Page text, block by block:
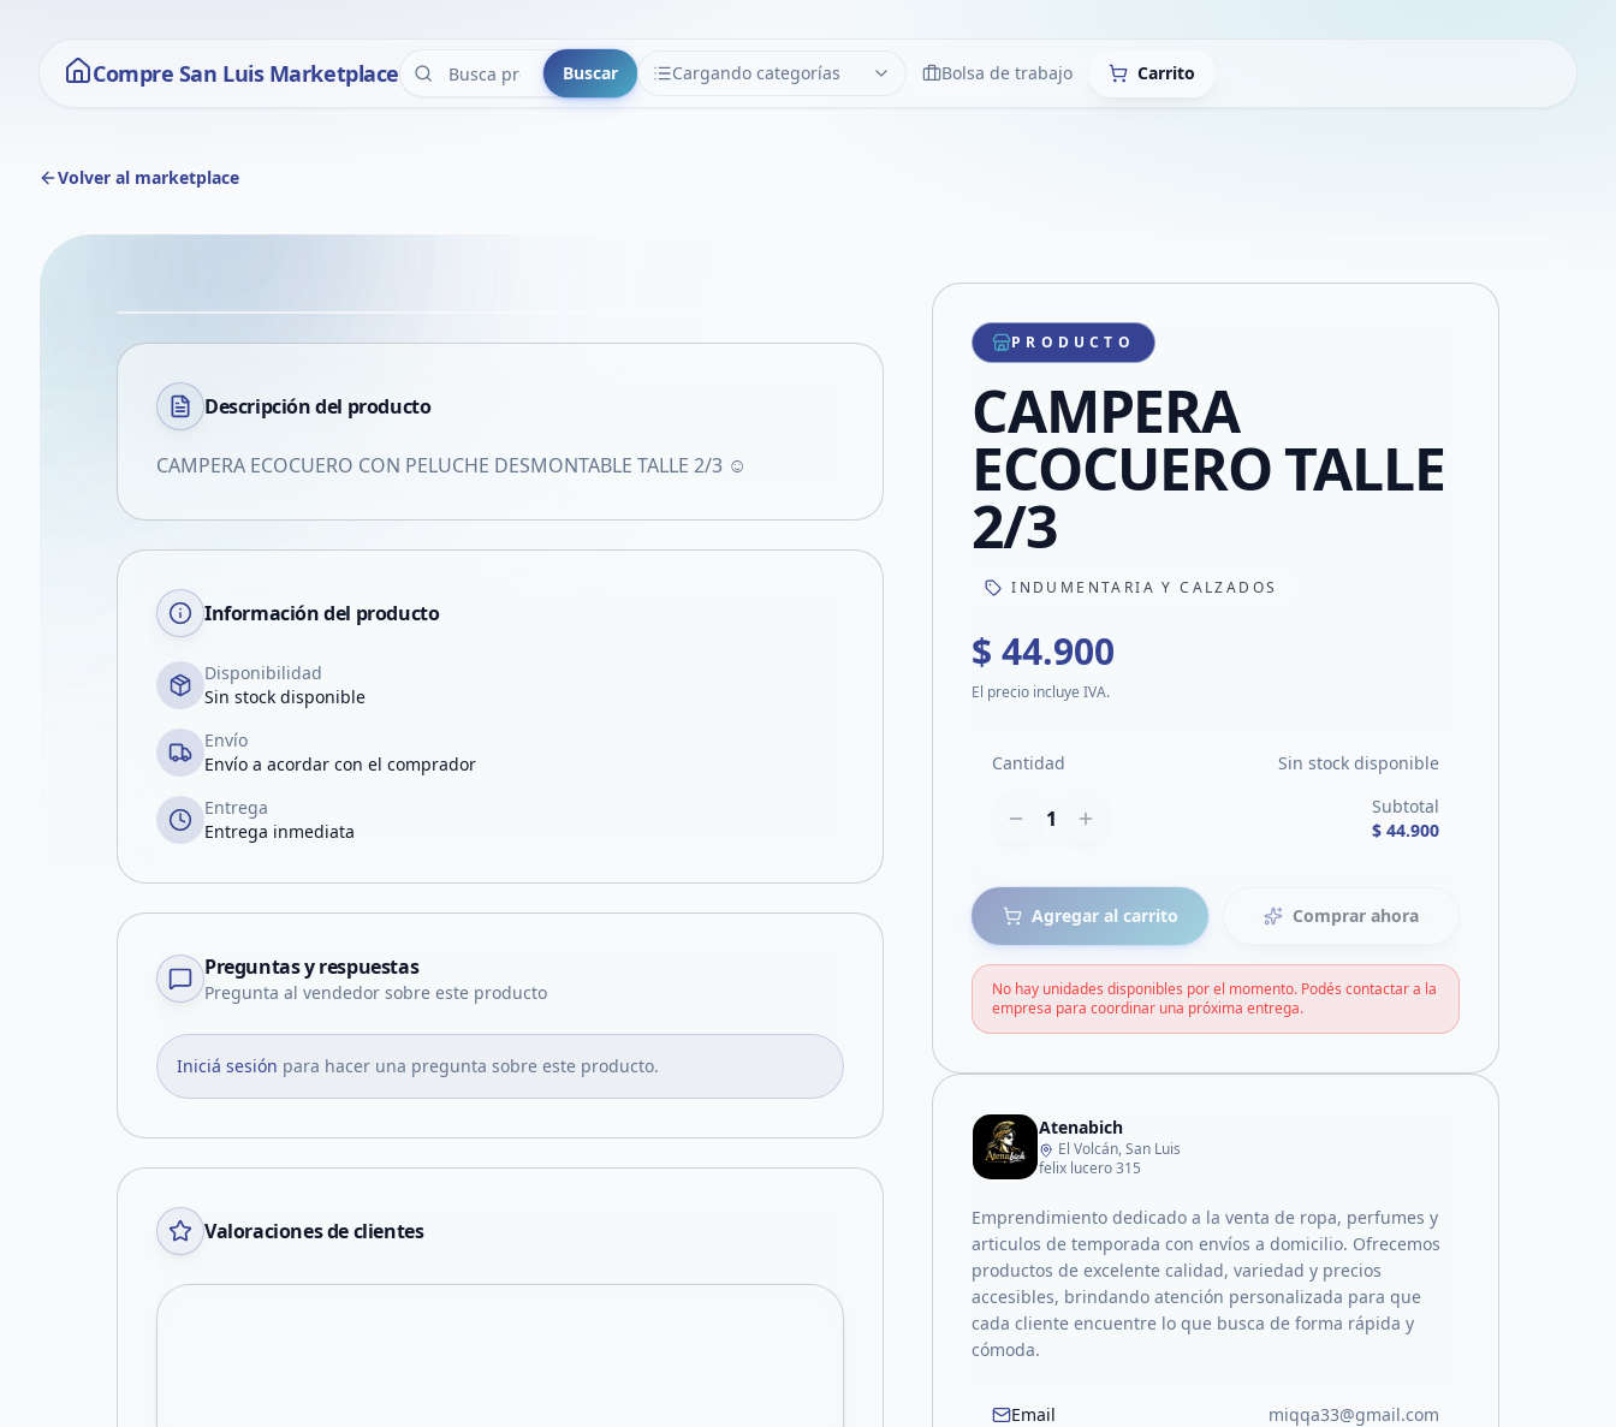
Compre San Luis Marketplace Buscar Cargando categorías
CATEGORÍAS LimpiarBolsa de trabajo Carrito
Volver al marketplace
VER EN PANTALLA COMPLETA
Compartir producto
Compartir por WhatsApp
Compartir por mail
Compartir en Facebook
Descripción del producto
CAMPERA ECOCUERO CON PELUCHE DESMONTABLE TALLE 2/3 ☺️
Información del producto
Disponibilidad
Sin stock disponible
Envío
Envío a acordar con el comprador
Entrega
Entrega inmediata
Preguntas y respuestas
Pregunta al vendedor sobre este producto
Iniciá sesión para hacer una pregunta sobre este producto.
Valoraciones de clientes
PRODUCTO
CAMPERA
ECOCUERO TALLE
2/3
INDUMENTARIA Y CALZADOS
$ 44.900
El precio incluye IVA.
Cantidad Sin stock disponible
1
Subtotal
$ 44.900
Agregar al carrito Comprar ahora
No hay unidades disponibles por el momento. Podés contactar a la
empresa para coordinar una próxima entrega.
Atenabich
El Volcán, San Luis
felix lucero 315
Emprendimiento dedicado a la venta de ropa, perfumes y
articulos de temporada con envíos a domicilio. Ofrecemos
productos de excelente calidad, variedad y precios
accesibles, brindando atención personalizada para que
cada cliente encuentre lo que busca de forma rápida y
cómoda.
Email miqqa33@gmail.com